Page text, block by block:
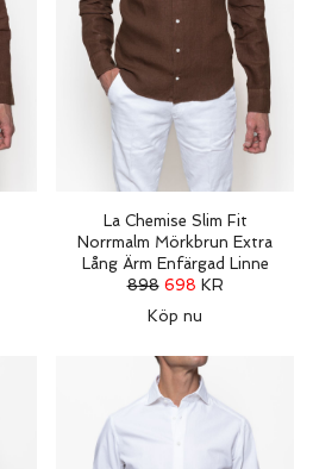
La Chemise Slim Fit
Norrmalm Mörkbrun Extra
Lång Ärm Enfärgad Linne
898 698 KR
Köp nu